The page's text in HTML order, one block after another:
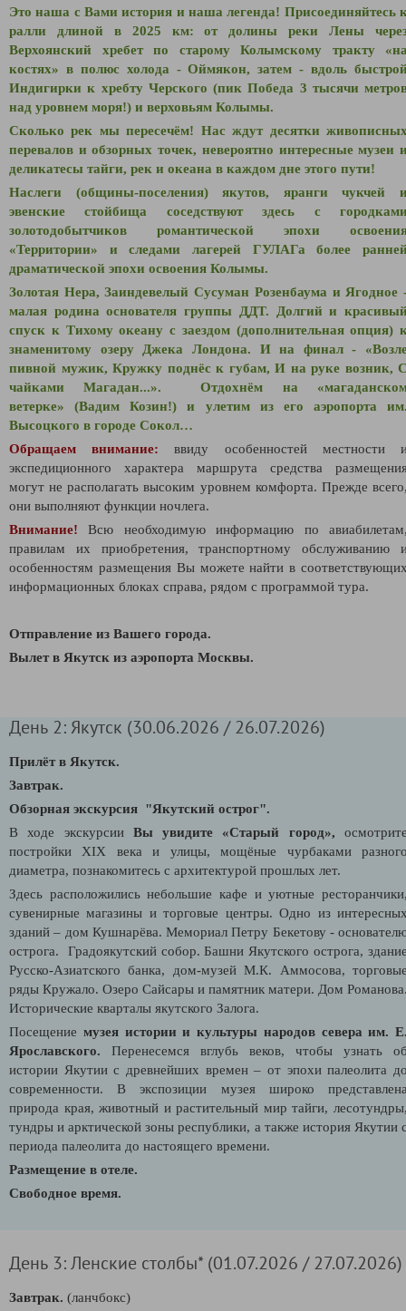
Это наша с Вами история и наша легенда! Присоединяйтесь
ралли длиной в 2025 км: от долины реки Лены
Верхоянский хребет по старому Колымскому тракту
костях» в полюс холода - Оймякон, затем - вдоль
Индигирки к хребту Черского (пик Победа 3 тысячи
над уровнем моря!) и верховьям Колымы.
Сколько рек мы пересечём! Нас ждут десятки
перевалов и обзорных точек, невероятно интересные музеи
деликатесы тайги, рек и океана в каждом дне этого пути!
Наслеги (общины-поселения) якутов, яранги чукчей
эвенские стойбища соседствуют здесь с
золотодобытчиков романтической эпохи
«Территории» и следами лагерей ГУЛАГа более
драматической эпохи освоения Колымы.
Золотая Нера, Заиндевелый Сусуман Розенбаума и Ягодное
малая родина основателя группы ДДТ. Долгий и
спуск к Тихому океану с заездом (дополнительная опция)
знаменитому озеру Джека Лондона. И на финал - «
пивной мужик, Кружку поднёс к губам, И на руке возник,
чайками Магадан...». Отдохнём на «
ветерке» (Вадим Козин!) и улетим из его аэропорта
Высоцкого в городе Сокол…
Обращаем внимание:ввиду особенностей местности
экспедиционного характера маршрута средства
могут не располагать высоким уровнем комфорта. Прежде
они выполняют функции ночлега.
Внимание! Всю необходимую информацию по
правилам их приобретения, транспортному обслуживанию
особенностям размещения Вы можете найти в
информационных блоках справа, рядом с программой тура.
Отправление из Вашего города.
Вылет в Якутск из аэропорта Москвы.
День 2: Якутск (30.06.2026 / 26.07.2026)
Прилёт в Якутск.
Завтрак.
Обзорная экскурсия "Якутский острог".
В ходе экскурсии Вы увидите «Старый город»,
постройки XIX века и улицы, мощёные чурбаками
диаметра, познакомитесь с архитектурой прошлых лет.
Здесь расположились небольшие кафе и уютные
сувенирные магазины и торговые центры. Одно из
зданий – дом Кушнарёва. Мемориал Петру Бекетову -
острога. Градоякутский собор. Башни Якутского острога,
Русско-Азиатского банка, дом-музей М.К. Аммосова,
ряды Кружало. Озеро Сайсары и памятник матери. Дом
Иcторические кварталы якутского Залога.
Посещение музея истории и культуры народов севера им.
Ярославского.
Перенесемся вглубь веков, чтобы узнать
истории Якутии с древнейших времен – от эпохи палеолита
современности. В экспозиции музея широко
природа края, животный и растительный мир тайги,
тундры и арктической зоны республики, а также история Якутии
периода палеолита до настоящего времени.
Размещение в отеле.
Свободное время.
День 3: Ленские столбы* (01.07.2026 / 27.07.2026)
Завтрак. (ланчбокс)